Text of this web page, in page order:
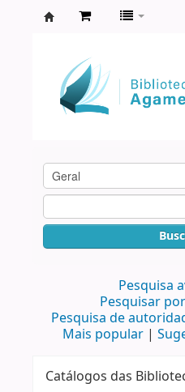
Agamenon
Magalhães
Pesquisa
Pesquisar
Pesquisa de
Mais popular
Catálogos das